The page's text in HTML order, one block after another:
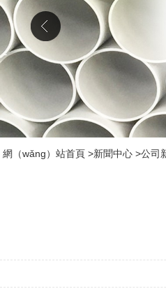
網（wǎng）站首頁 >新聞中心 >公司